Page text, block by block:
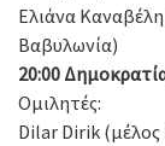
Ελιάνα
Βαβυλωνία)
20:00
Ομιλητές:
Dilar Dirik